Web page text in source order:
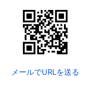
メールでURLを送る